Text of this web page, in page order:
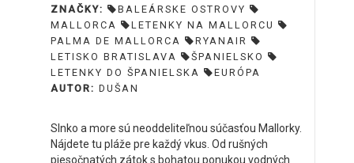
ZNAČKY:
BALEÁRSKE OSTROVY
MALLORCA
LETENKY NA MALLORCU
PALMA DE MALLORCA
RYANAIR
LETISKO BRATISLAVA
ŠPANIELSKO
LETENKY DO ŠPANIELSKA
EURÓPA
AUTOR: DUŠAN
Slnko a more sú neoddeliteľnou súčasťou Mallorky.
Nájdete tu pláže pre každý vkus. Od rušných
piesočnatých zátok s bohatou ponukou vodných